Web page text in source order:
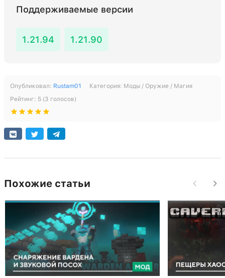
Поддерживаемые версии
1.21.94 1.21.90
Опубликовал: Rustam01 Категория: Моды / Оружие / Магия
Рейтинг: 5 (3 голосов)
Похожие статьи